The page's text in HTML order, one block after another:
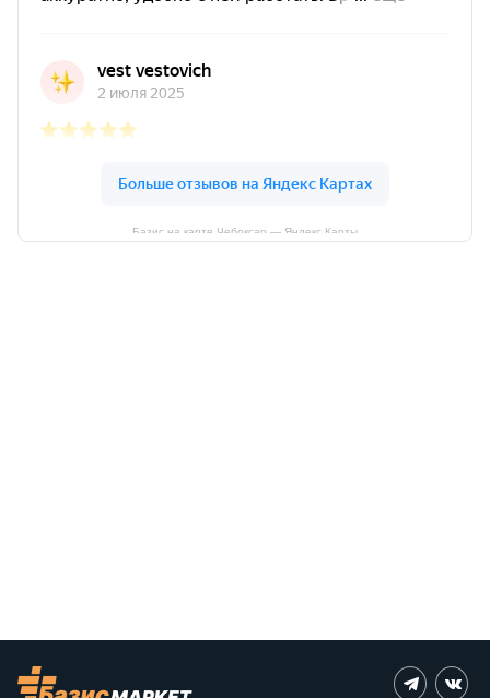
Базис на карте Чебоксар — Яндекс Карты